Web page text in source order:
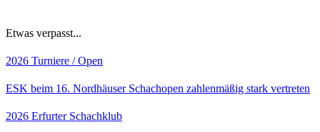
Etwas verpasst...
2026 Turniere / Open
ESK beim 16. Nordhäuser Schachopen zahlenmäßig stark vertreten
2026 Erfurter Schachklub